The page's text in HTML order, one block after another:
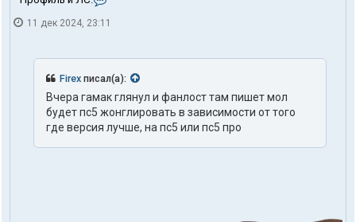
н
к
т
ы
п
о
л
з
11 дек 2024, 23:11
Firex писал(а):
Вчера гамак глянул и фанлост там пишет мол
будет пс5 жонглировать в зависимости от того
где версия лучше, на пс5 или пс5 про